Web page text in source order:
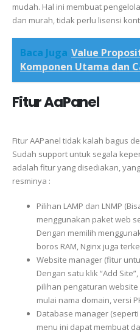
mudah. Hal ini membuat
dan murah, tidak perlu lisensi
Baca Juga Value
Komponen Utama dan
Fitur AaPanel
Fitur AAPanel tidak kalah bagus
Sudah support untuk segala
adalah fitur yang disediakan,
resminya :
Pilihan LAMP dan LNMP
menggunakan paket web
Dengan memilih
boros RAM, Nginx juga
Website manager (fitur
Dengan satu klik “Add
pilihan pengaturan
mulai nama domain, versi
Database manager
menu ini dapat membuat